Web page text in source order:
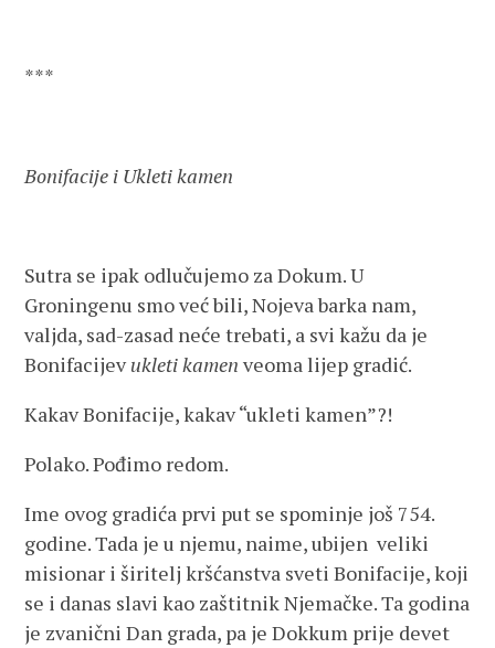
***
Bonifacije i Ukleti kamen
Sutra se ipak odlučujemo za Dokum. U
Groningenu smo već bili, Nojeva barka nam,
valjda, sad-zasad neće trebati, a svi kažu da je
Bonifacijevukletikamen veoma lijep gradić.
Kakav Bonifacije, kakav “ukleti kamen”?!
Polako. Pođimo redom.
Ime ovog gradića prvi put se spominje još 754.
godine. Tada je u njemu, naime, ubijen veliki
misionar i širitelj kršćanstva sveti Bonifacije, koji
se i danas slavi kao zaštitnik Njemačke. Ta godina
je zvanični Dan grada, pa je Dokkum prije devet